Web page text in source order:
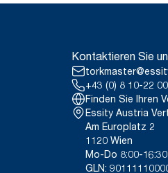
Kontaktieren Sie
+43 (0) 8 10-22
Finden Sie Ihren
Essity Austria
Am Europlatz 2
1120 Wien
Mo-Do 8:00-
GLN: